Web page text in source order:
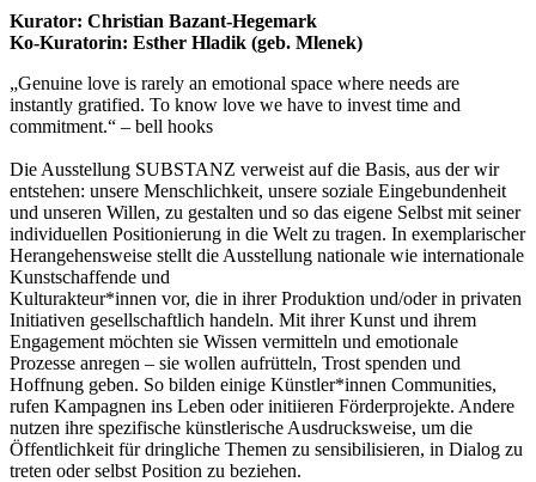
Kurator: Christian Bazant-Hegemark
Ko-Kuratorin: Esther Hladik (geb. Mlenek)
„Genuine love is rarely an emotional space where needs are
instantly gratified. To know love we have to invest time and
commitment.“ – bell hooks
Die Ausstellung SUBSTANZ verweist auf die Basis, aus der wir
entstehen: unsere Menschlichkeit, unsere soziale Eingebundenheit
und unseren Willen, zu gestalten und so das eigene Selbst mit seiner
individuellen Positionierung in die Welt zu tragen. In exemplarischer
Herangehensweise stellt die Ausstellung nationale wie internationale
Kunstschaffende und
Kulturakteur*innen vor, die in ihrer Produktion und/oder in privaten
Initiativen gesellschaftlich handeln. Mit ihrer Kunst und ihrem
Engagement möchten sie Wissen vermitteln und emotionale
Prozesse anregen – sie wollen aufrütteln, Trost spenden und
Hoffnung geben. So bilden einige Künstler*innen Communities,
rufen Kampagnen ins Leben oder initiieren Förderprojekte. Andere
nutzen ihre spezifische künstlerische Ausdrucksweise, um die
Öffentlichkeit für dringliche Themen zu sensibilisieren, in Dialog zu
treten oder selbst Position zu beziehen.